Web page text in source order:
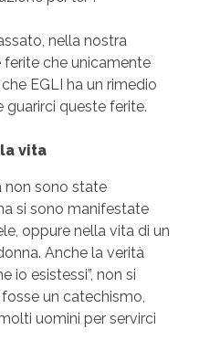
nella nostra
che unicamente
EGLI ha un rimedio
guarirci queste ferite.
vita
non sono state
si sono manifestate
oppure nella vita di un
Anche la verità
io esistessi”, non si
un catechismo,
uomini per servirci